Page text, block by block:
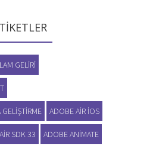
GELIRI
ADOBE AIR IOS
SDK 33 ADOBE ANIMATE